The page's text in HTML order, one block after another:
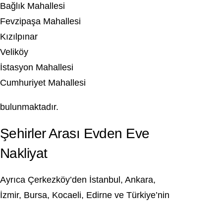
Bağlık Mahallesi
Fevzipaşa Mahallesi
Kızılpınar
Veliköy
İstasyon Mahallesi
Cumhuriyet Mahallesi
bulunmaktadır.
Şehirler Arası Evden Eve
Nakliyat
Ayrıca Çerkezköy’den İstanbul, Ankara,
İzmir, Bursa, Kocaeli, Edirne ve Türkiye’nin